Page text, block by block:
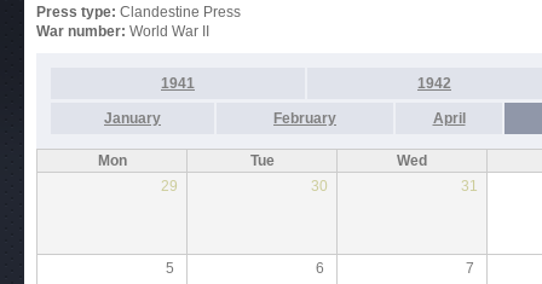
Press type: Clandestine Press
War number: World War II
1941 1942
January February April
Mon Tue
Wed
29
30 31
5 6 7